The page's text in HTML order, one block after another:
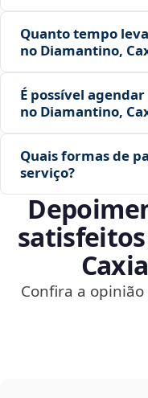
Quanto tempo
no Diamantino,
É possível
no Diamantino,
Quais formas de
serviço?
Confira a